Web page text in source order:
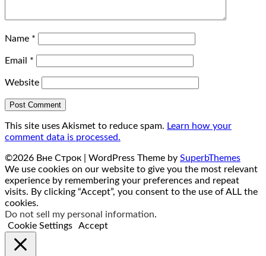
Name *
Email *
Website
This site uses Akismet to reduce spam. Learn how your
comment data is processed.
©2026 Вне Строк | WordPress Theme by SuperbThemes
We use cookies on our website to give you the most relevant
experience by remembering your preferences and repeat
visits. By clicking “Accept”, you consent to the use of ALL the
cookies.
Do not sell my personal information.
Cookie Settings
Accept